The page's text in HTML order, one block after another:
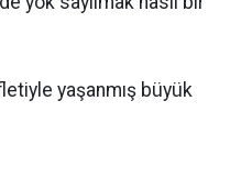
yaşanmış büyük